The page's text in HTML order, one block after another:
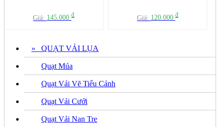
Giá: 145.000đ Giá: 120.000 đ
» QUẠT VẢI LỤA
Quạt Múa
Quạt Vải Vẽ Tiểu Cảnh
Quạt Vải Cưới
Quạt Vải Nan Tre